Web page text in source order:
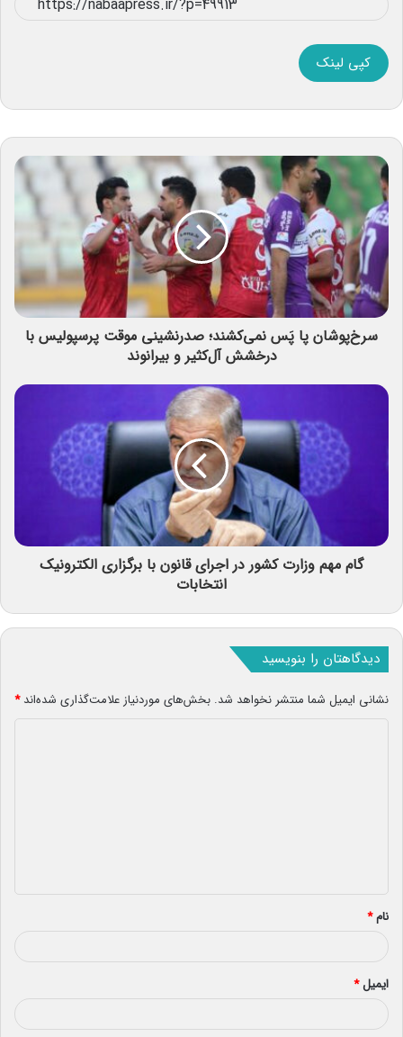
کپی لینک
سرخ‌پوشان پا پَس نمی‌کشند؛ صدرنشینی موقت پرسپولیس با
درخشش آل‌کثیر و بیرانوند
گام مهم وزارت کشور در اجرای قانون با برگزاری الکترونیک
انتخابات
دیدگاهتان را بنویسید
نشانی ایمیل شما منتشر نخواهد شد. بخش‌های موردنیاز علامت‌گذاری شده‌اند*
*
نام*
ایمیل*